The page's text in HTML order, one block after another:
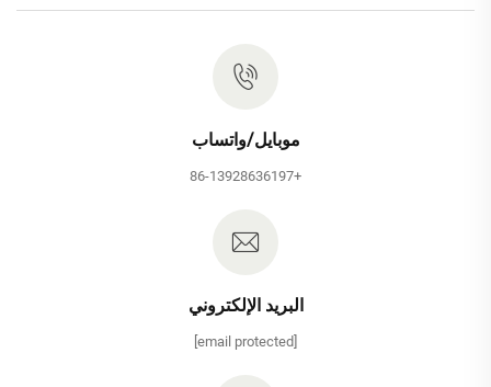
موبايل/واتساب
+86-13928636197
البريد الإلكتروني
[email protected]